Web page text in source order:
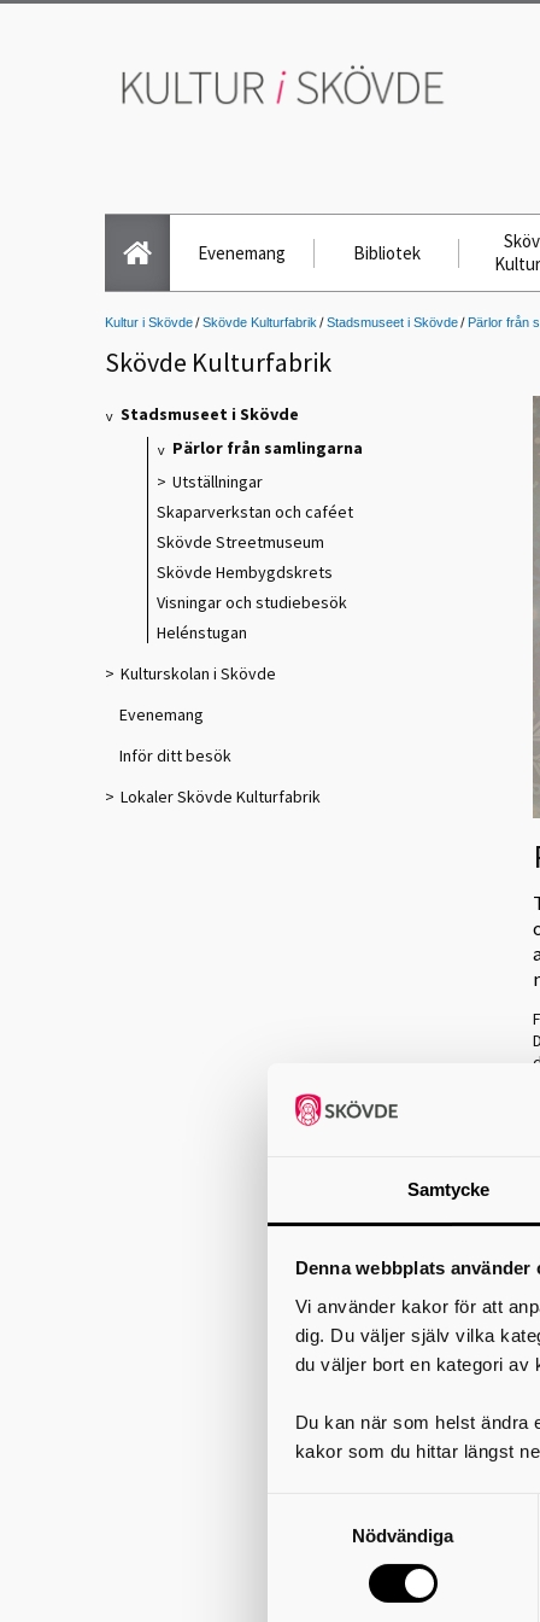
Samtycke
Denna webbplats använder
Vi använder kakor för att
dig. Du väljer själv vilka
du väljer bort en kategori av
Du kan när som helst ändra
kakor som du hittar längst
Nödvändiga
Evenemang Bibliotek
Kultur i Skövde Skövde Kulturfabrik Stadsmuseet i Skövde Pärlor från
Skövde Kulturfabrik
Stadsmuseet i Skövde
Pärlor från samlingarna
Utställningar
Skaparverkstan och caféet
Skövde Streetmuseum
Skövde Hembygdskrets
Visningar och studiebesök
Helénstugan
Kulturskolan i Skövde
Evenemang
Inför ditt besök
Lokaler Skövde Kulturfabrik